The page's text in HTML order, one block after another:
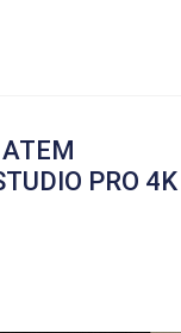
PRO 4K